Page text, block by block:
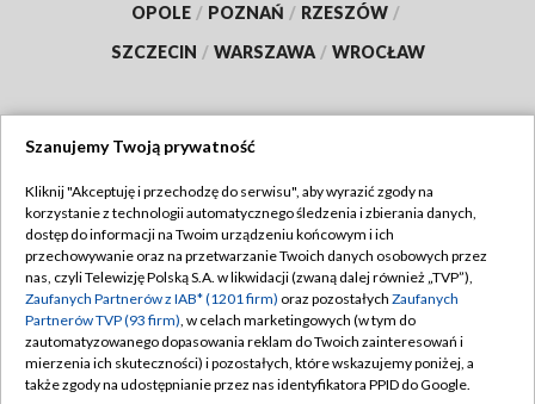
OPOLE / POZNAŃ / RZESZÓW /
SZCZECIN / WARSZAWA / WROCŁAW
TVP
Abonament TVP
Emisja w TVP
Centrum informacji TVP
Naziemna Telewizja Cyfrowa
Regulamin TVP
Polityka prywatności
Moje zgody
Pomoc
Szanujemy Twoją prywatność
Kliknij "Akceptuję i przechodzę do serwisu", aby wyrazić zgody na
korzystanie z technologii automatycznego śledzenia i zbierania danych,
dostęp do informacji na Twoim urządzeniu końcowym i ich
przechowywanie oraz na przetwarzanie Twoich danych osobowych przez
nas, czyli Telewizję Polską S.A. w likwidacji (zwaną dalej również „TVP”),
Zaufanych Partnerów z IAB* (1201 firm) oraz pozostałych Zaufanych
Partnerów TVP (93 firm), w celach marketingowych (w tym do
zautomatyzowanego dopasowania reklam do Twoich zainteresowań i
mierzenia ich skuteczności) i pozostałych, które wskazujemy poniżej, a
także zgody na udostępnianie przez nas identyfikatora PPID do Google.